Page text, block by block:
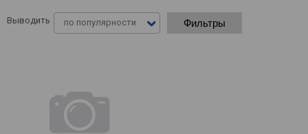
Выводить по популярности Фильтры